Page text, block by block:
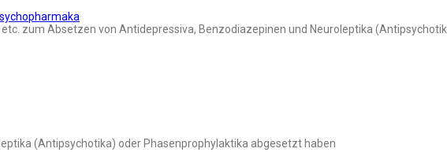
zum Absetzen von Antidepressiva, Benzodiazepinen und Neuroleptika
(Antipsychotika) oder Phasenprophylaktika abgesetzt haben